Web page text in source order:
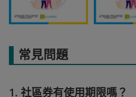
常見問題
1. 社區券有使用期限嗎？